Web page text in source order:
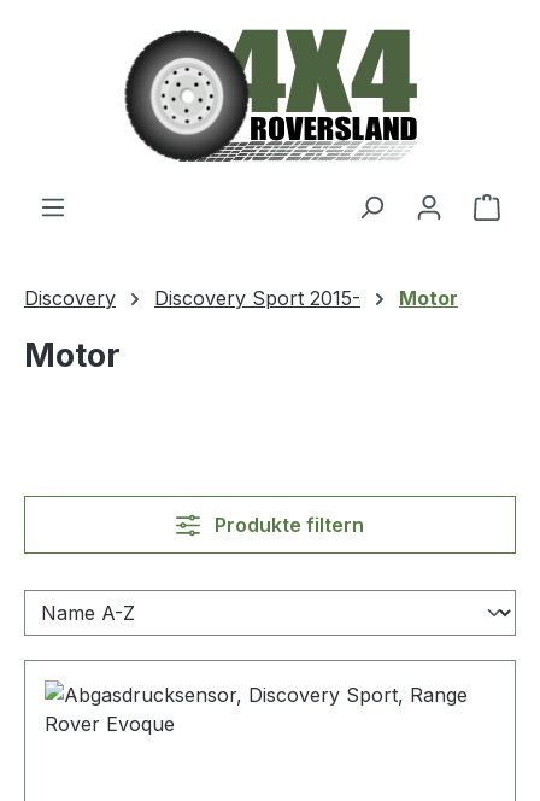
Zum Hauptinhalt springen
Discovery Discovery Sport 2015- Motor
Motor
Produkte filtern